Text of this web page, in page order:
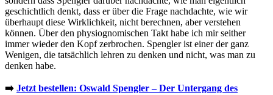
geschichtlich denkt, dass er über die Frage nachdachte, wie wir
überhaupt diese Wirklichkeit, nicht berechnen, aber verstehen
können. Über den physiognomischen Takt habe ich mir seither
immer wieder den Kopf zerbrochen. Spengler ist einer der ganz
Wenigen, die tatsächlich lehren zu denken und nicht, was man zu
denken habe.
➡️ Jetzt bestellen: Oswald Spengler – Der Untergang des